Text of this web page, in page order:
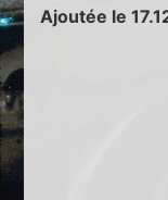
Ajoutée le